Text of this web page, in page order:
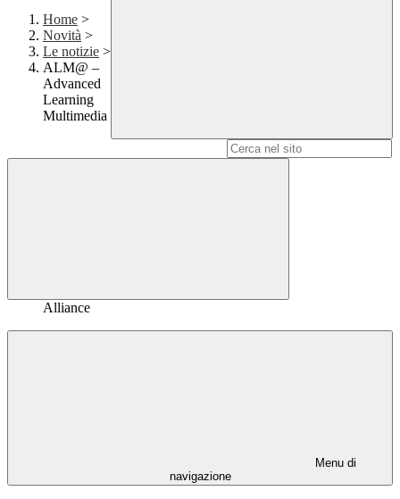
Home >
Novità >
Le notizie >
ALM@ –
Advanced
Learning
Multimedia
Alliance
Menu di
navigazione